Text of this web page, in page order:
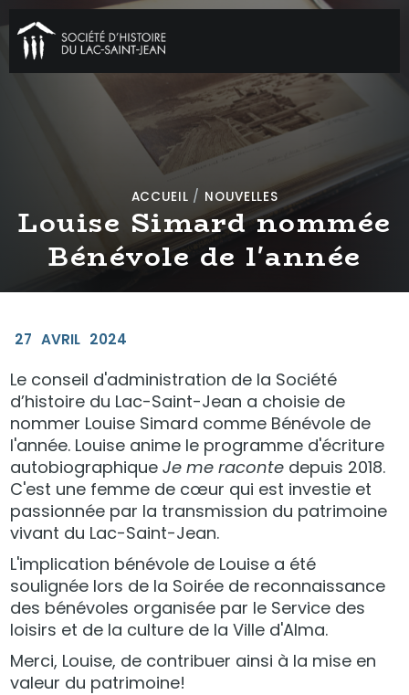
ACCUEIL / NOUVELLES
Louise Simard nommée
Bénévole de l'année
27 AVRIL 2024
Le conseil d'administration de la Société
d’histoire du Lac-Saint-Jean a choisie de
nommer Louise Simard comme Bénévole de
l'année. Louise anime le programme d'écriture
autobiographiqueJe me raconte depuis 2018.
C'est une femme de cœur qui est investie et
passionnée par la transmission du patrimoine
vivant du Lac-Saint-Jean.
L'implication bénévole de Louise a été
soulignée lors de la Soirée de reconnaissance
des bénévoles organisée par le Service des
loisirs et de la culture de la Ville d'Alma.
Merci, Louise, de contribuer ainsi à la mise en
valeur du patrimoine!